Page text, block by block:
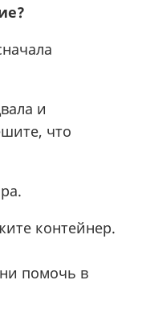
и
что
контейнер.
помочь в